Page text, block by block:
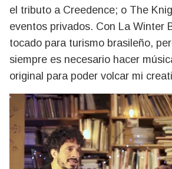
el tributo a Creedence; o The
eventos privados. Con La Winter
tocado para turismo brasileño,
siempre es necesario hacer
original para poder volcar mi